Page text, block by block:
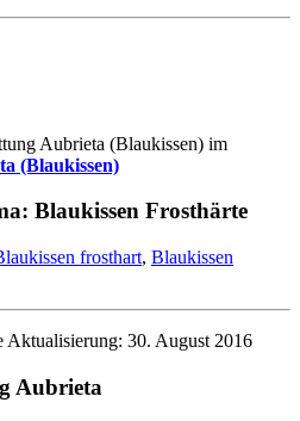
Aubrieta (Blaukissen) im
(Blaukissen)
Blaukissen Frosthärte
frosthart, Blaukissen
Aktualisierung: 30. August 2016
Aubrieta